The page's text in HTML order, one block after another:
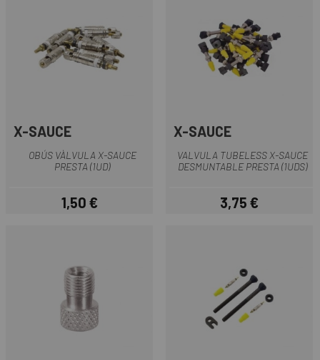
X-SAUCE
OBÚS VÀLVULA X-SAUCE
PRESTA (1UD)
Preu
1,50 €
X-SAUCE
VALVULA TUBELESS X-SAUCE
DESMUNTABLE PRESTA (1UDS)
Preu
3,75 €